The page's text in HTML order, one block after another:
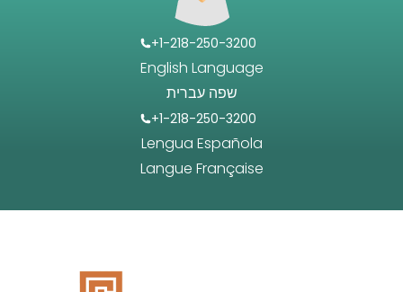
+1-218-250-3200
English Language
שפה עברית
+1-218-250-3200
Lengua Española
Langue Française